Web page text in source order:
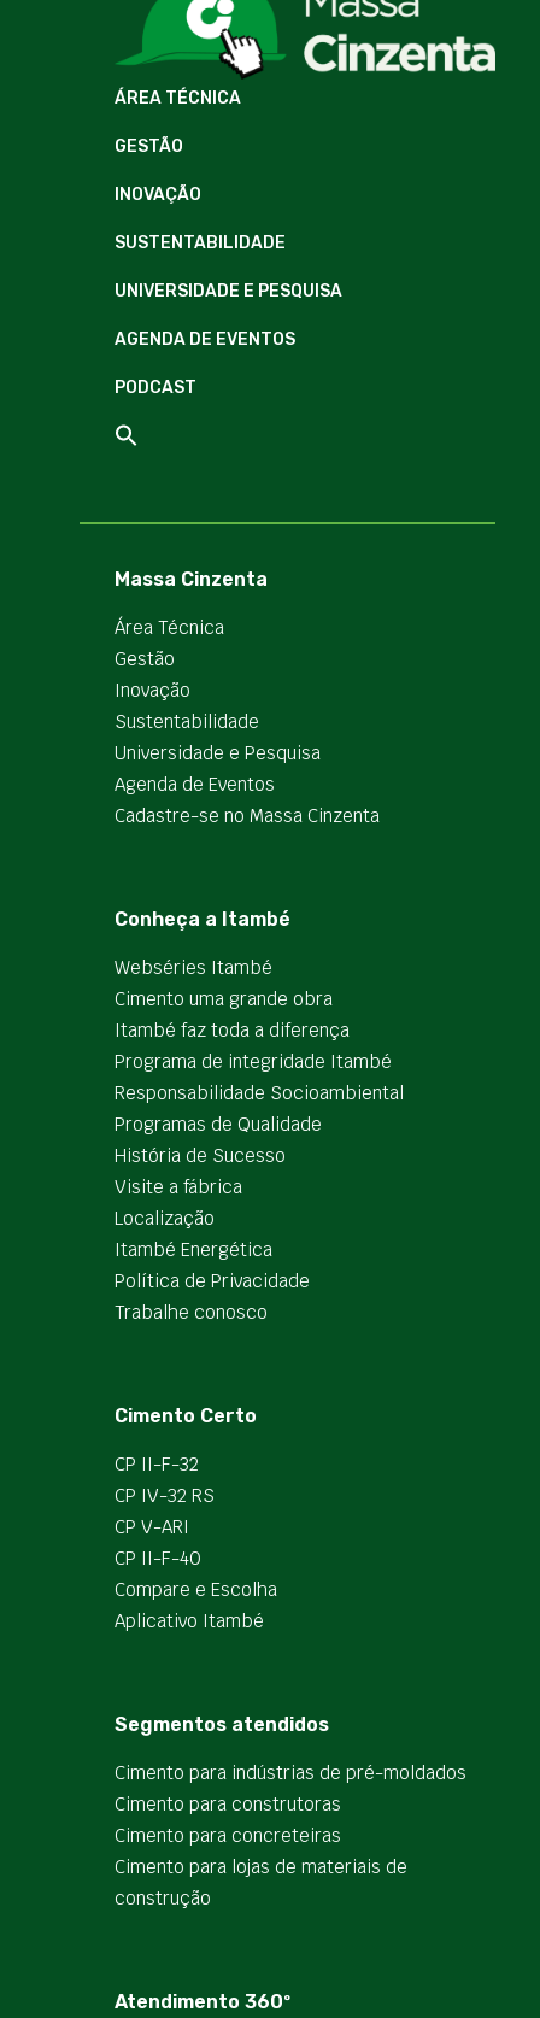
ÁREA TÉCNICA
GESTÃO
INOVAÇÃO
SUSTENTABILIDADE
UNIVERSIDADE E PESQUISA
AGENDA DE EVENTOS
PODCAST
Massa Cinzenta
Área Técnica
Gestão
Inovação
Sustentabilidade
Universidade e Pesquisa
Agenda de Eventos
Cadastre-se no Massa Cinzenta
Conheça a Itambé
Webséries Itambé
Cimento uma grande obra
Itambé faz toda a diferença
Programa de integridade Itambé
Responsabilidade Socioambiental
Programas de Qualidade
História de Sucesso
Visite a fábrica
Localização
Itambé Energética
Política de Privacidade
Trabalhe conosco
Cimento Certo
CP II-F-32
CP IV-32 RS
CP V-ARI
CP II-F-40
Compare e Escolha
Aplicativo Itambé
Segmentos atendidos
Cimento para indústrias de pré-moldados
Cimento para construtoras
Cimento para concreteiras
Cimento para lojas de materiais de
construção
Atendimento 360º